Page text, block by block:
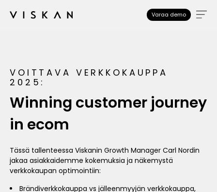
Varaa demo
VOITTAVA VERKKOKAUPPA
2025:
Winning customer journey
in ecom
Tässä tallenteessa Viskanin Growth Manager Carl Nordin
jakaa asiakkaidemme kokemuksia ja näkemystä
verkkokaupan optimointiin:
Brändiverkkokauppa vs jälleenmyyjän verkkokauppa,